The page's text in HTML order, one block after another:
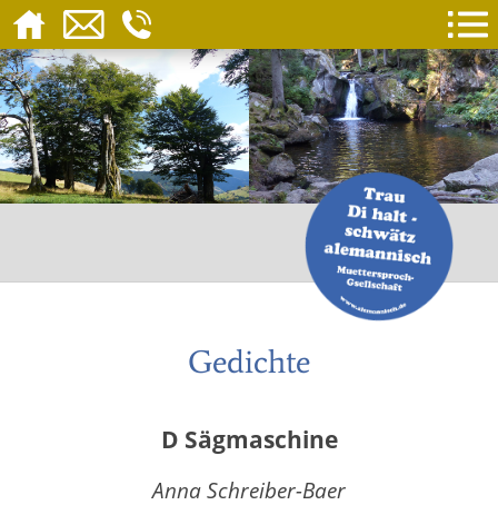
Gedichte
D Sägmaschine
Anna Schreiber-Baer